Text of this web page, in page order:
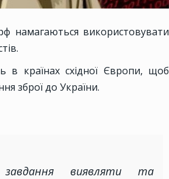
намагаються використовувати
в країнах східної Європи, щоб
зброї до України.
завдання виявляти та